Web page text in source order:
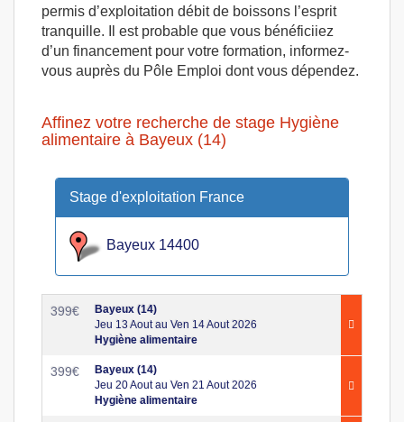
permis d’exploitation débit de boissons l’esprit
tranquille. Il est probable que vous bénéficiiez
d’un financement pour votre formation, informez-
vous auprès du Pôle Emploi dont vous dépendez.
Affinez votre recherche de stage Hygiène
alimentaire à Bayeux (14)
Stage d'exploitation France
Bayeux 14400
399€
Bayeux (14)
Jeu 13 Aout au Ven 14 Aout 2026
Hygiène alimentaire
399€
Bayeux (14)
Jeu 20 Aout au Ven 21 Aout 2026
Hygiène alimentaire